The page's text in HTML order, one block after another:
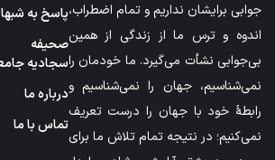
جوابی برایشان نداریم و تمام اضطراب،
اندوه و ترس ما از زندگی از همین
بی‌جوابی نشأت می‌گیرد. ما خودمان را
نمی‌شناسیم، جهان را نمی‌شناسیم و
رابطۀ خود با جهان را درست تعریف
نمی‌کنیم؛ در نتیجه تمام تلاش ما برای
پاسخ به
صحیفه
سجادیه
درباره ما
تماس با ما